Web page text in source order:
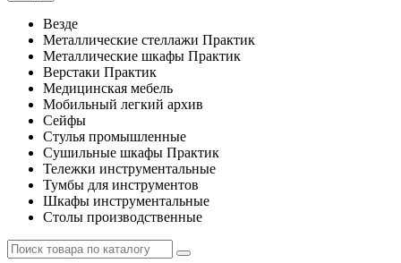
Везде
Металлические стеллажи Практик
Металлические шкафы Практик
Верстаки Практик
Медицинская мебель
Мобильный легкий архив
Сейфы
Стулья промышленные
Сушильные шкафы Практик
Тележки инструментальные
Тумбы для инструментов
Шкафы инструментальные
Столы производственные